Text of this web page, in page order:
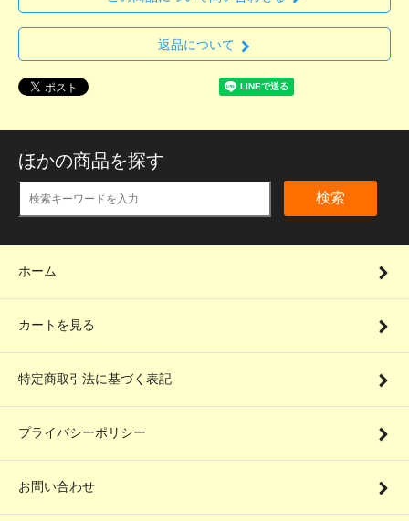
返品について
ほかの商品を探す
検索
ホーム
カートを見る
特定商取引法に基づく表記
プライバシーポリシー
お問い合わせ